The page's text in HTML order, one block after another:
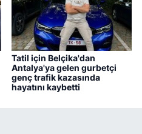
Tatil için Belçika'dan
Antalya'ya gelen gurbetçi
genç trafik kazasında
hayatını kaybetti